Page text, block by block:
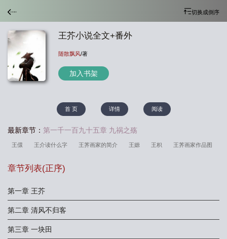
切换成倒序
王芥小说全文+番外
随散飘风/著
加入书架
首 页 详情 阅读
最新章节： 第一千一百九十五章 九祸之殇
王儇 王介读什么字 王荠画家的简介 王嫄 王枳 王荠画家作品图
枳全文免费阅读 王娡
科 王胥最新章节
章节列表(正序)
第一章 王芥
第二章 清风不归客
第三章 一块田